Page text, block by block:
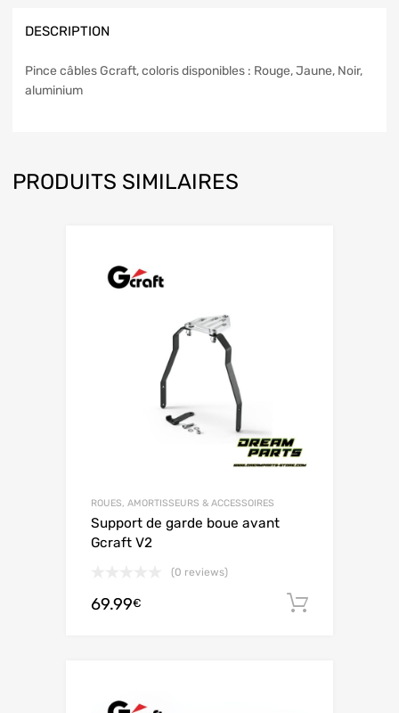
DESCRIPTION
Pince câbles Gcraft, coloris disponibles : Rouge, Jaune, Noir,
aluminium
PRODUITS SIMILAIRES
ROUES, AMORTISSEURS & ACCESSOIRES
Support de garde boue avant
Gcraft V2
(0 reviews)
69.99€